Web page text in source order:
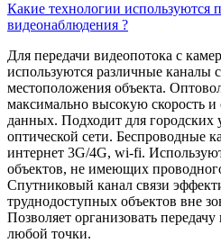
Какие технологии используются
видеонаблюдения ?
Для передачи видеопотока с
используются различные каналы
местоположения объекта.
максимально высокую скорость и
данных. Подходит для городских
оптической сети. Беспроводные
интернет 3G/4G, wi-fi.
объектов, не имеющих
Спутниковый канал связи
труднодоступных объектов вне
Позволяет организовать
любой точки.